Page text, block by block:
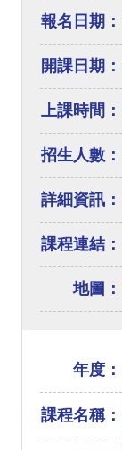
報名日期：
開課日期：
上課時間：
招生人數：
詳細資訊：
課程連結：
地圖：
年度：
課程名稱：